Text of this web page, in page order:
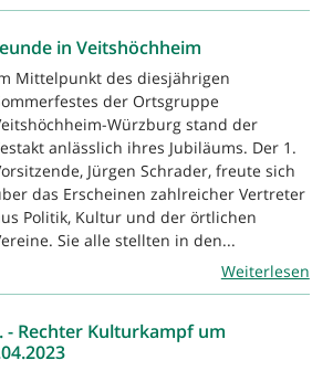
in Veitshöchheim
Mittelpunkt des diesjährigen
der Ortsgruppe
Würzburg stand der
anlässlich ihres Jubiläums. Der 1.
Jürgen Schrader, freute sich
das Erscheinen zahlreicher Vertreter
Politik, Kultur und der örtlichen
Sie alle stellten in den...
Weiterlesen
Rechter Kulturkampf um